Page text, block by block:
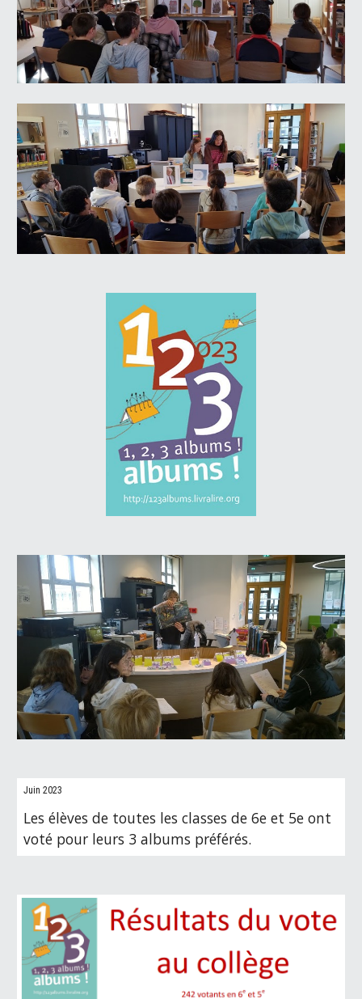
Juin 2023
Les élèves de toutes les classes de 6e et 5e ont
voté pour leurs 3 albums préférés.